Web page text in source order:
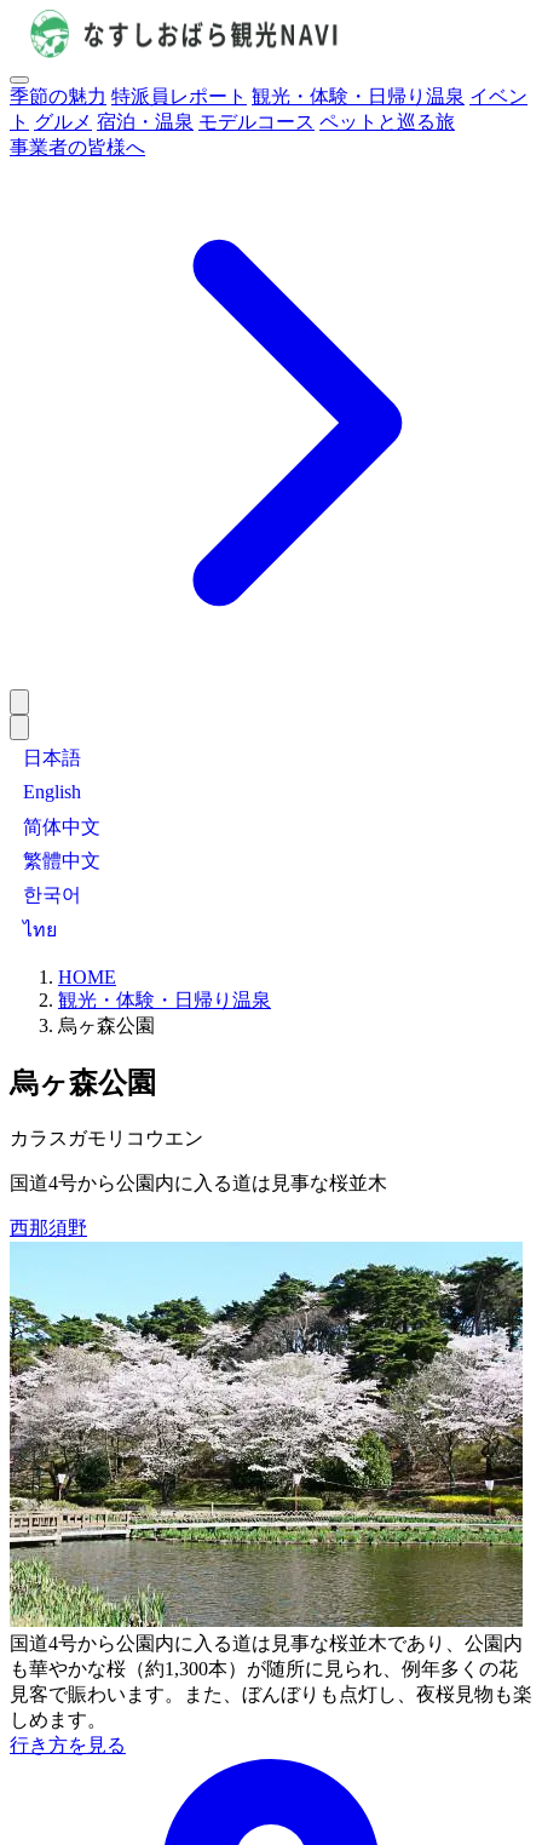
季節の魅力 特派員レポート 観光・体験・日帰り温泉 イベン
ト グルメ 宿泊・温泉 モデルコース ペットと巡る旅
事業者の皆様へ
日本語
English
简体中文
繁體中文
한국어
ไทย
HOME
観光・体験・日帰り温泉
烏ヶ森公園
烏ヶ森公園
カラスガモリコウエン
国道4号から公園内に入る道は見事な桜並木
西那須野
国道4号から公園内に入る道は見事な桜並木であり、公園内
も華やかな桜（約1,300本）が随所に見られ、例年多くの花
見客で賑わいます。また、ぼんぼりも点灯し、夜桜見物も楽
しめます。
行き方を見る